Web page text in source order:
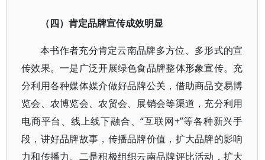
（四）肯定品牌宣传成效明显
本书作者充分肯定云南品牌多方位、多形式的宣
传效果。一是广泛开展绿色食品牌整体形象宣传。充
分利用各种媒体媒介做好品牌公关，借助商品交易博
览会、农博览会、农贸会、展销会等渠道，充分利用
电商平台、线上线下融合、“互联网+”等各种新兴手
段，讲好品牌故事，传播品牌价值，扩大品牌的影响
力和传播力。二是积极组织云南品牌评比活动，扩大